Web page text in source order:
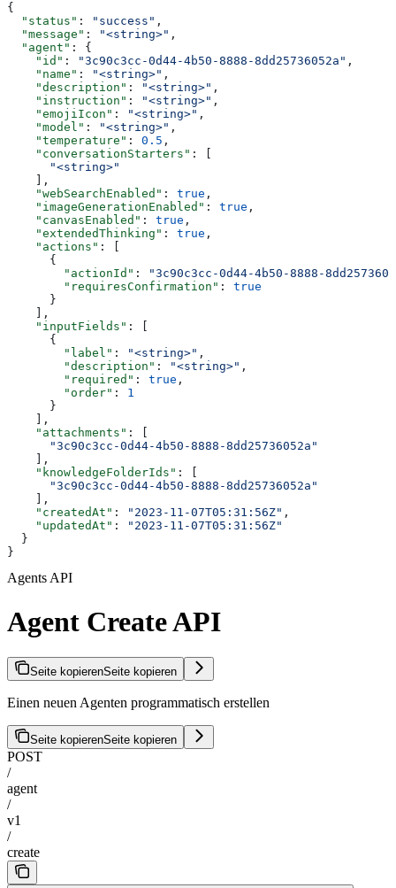
{
  "status"
: "success" ,
  "message"
: "<string>" ,
  "agent"
: {
    "id"
: "3c90c3cc-0d44-4b50-8888-8dd25736052a" ,
    "name"
: "<string>" ,
    "description"
: "<string>" ,
    "instruction"
: "<string>" ,
    "emojiIcon"
: "<string>" ,
    "model"
: "<string>" ,
    "temperature"
: 0.5 ,
    "conversationStarters"
: [
      "<string>"
    ],
    "webSearchEnabled"
: true ,
    "imageGenerationEnabled"
: true ,
    "canvasEnabled"
: true ,
    "extendedThinking"
: true ,
    "actions"
: [
      {
        "actionId"
:
"3c90c3cc-0d44-4b50-8888-
        "requiresConfirmation"
: true
      }
    ],
    "inputFields"
: [
      {
        "label"
: "<string>" ,
        "description"
: "<string>" ,
        "required"
: true ,
        "order"
: 1
      }
    ],
    "attachments"
: [
      "3c90c3cc-0d44-4b50-8888-8dd25736052a"
    ],
    "knowledgeFolderIds"
: [
      "3c90c3cc-0d44-4b50-8888-8dd25736052a"
    ],
    "createdAt"
: "2023-11-07T05:31:56Z" ,
    "updatedAt"
:
"2023-11-07T05:31:56Z"
  }
}
Agents API
Agent Create API
Seite kopierenSeite kopieren
Einen neuen Agenten programmatisch erstellen
Seite kopierenSeite kopieren
POST
/
agent
/
v1
/
create